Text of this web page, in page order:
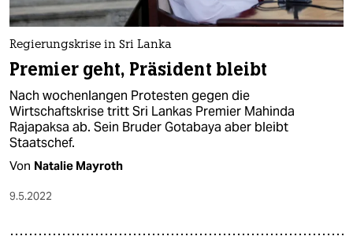
Regierungskrise in Sri Lanka
Premier geht, Präsident bleibt
Nach wochenlangen Protesten gegen die
Wirtschaftskrise tritt Sri Lankas Premier Mahinda
Rajapaksa ab. Sein Bruder Gotabaya aber bleibt
Staatschef.
Von Natalie Mayroth
9.5.2022